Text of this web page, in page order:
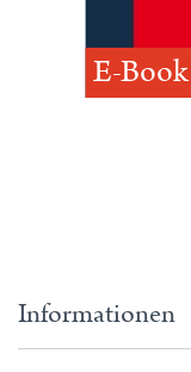
E-Book
Informationen